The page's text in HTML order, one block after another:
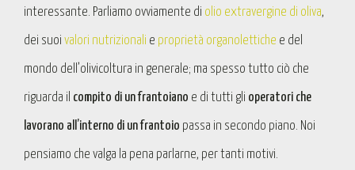
interessante. Parliamo ovviamente di olio extravergine di oliva,
dei suoi valori nutrizionali e proprietà organolettiche e del
mondo dell’olivicoltura in generale; ma spesso tutto ciò che
riguarda il compito di un frantoiano e di tutti gli operatori che
lavorano all’interno di un frantoio passa in secondo piano. Noi
pensiamo che valga la pena parlarne, per tanti motivi.